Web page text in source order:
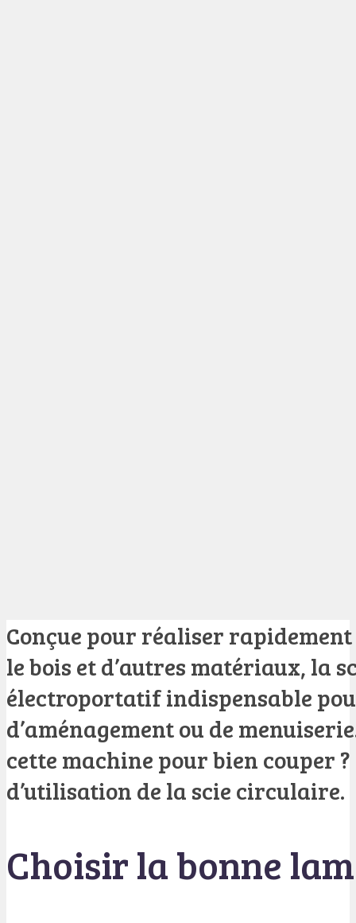
Conçue pour réaliser
le bois et d’autres matériaux, la
électroportatif indispensable
d’aménagement ou de
cette machine pour bien couper
d’utilisation de la scie circulaire.
Choisir la bonne